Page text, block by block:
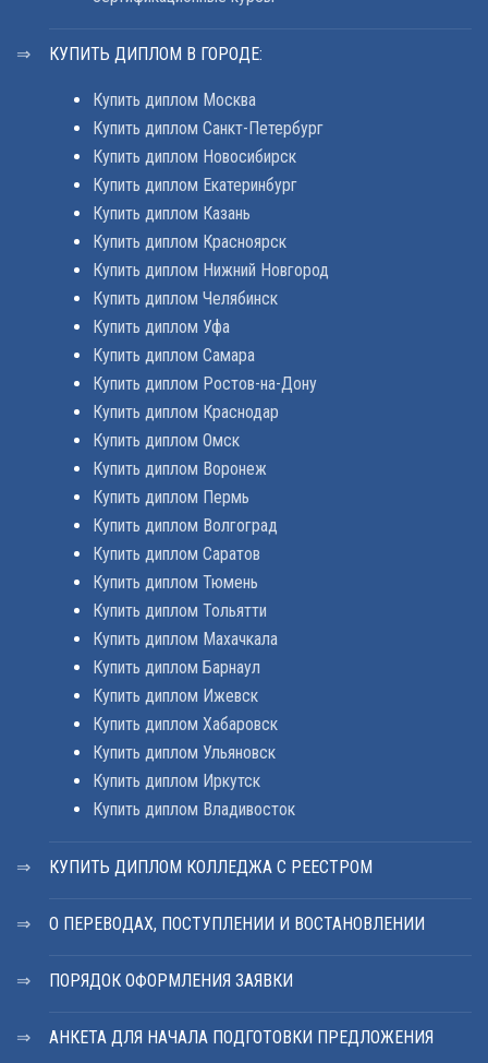
КУПИТЬ ДИПЛОМ В ГОРОДЕ:
Купить диплом Москва
Купить диплом Санкт-Петербург
Купить диплом Новосибирск
Купить диплом Екатеринбург
Купить диплом Казань
Купить диплом Красноярск
Купить диплом Нижний Новгород
Купить диплом Челябинск
Купить диплом Уфа
Купить диплом Самара
Купить диплом Ростов-на-Дону
Купить диплом Краснодар
Купить диплом Омск
Купить диплом Воронеж
Купить диплом Пермь
Купить диплом Волгоград
Купить диплом Саратов
Купить диплом Тюмень
Купить диплом Тольятти
Купить диплом Махачкала
Купить диплом Барнаул
Купить диплом Ижевск
Купить диплом Хабаровск
Купить диплом Ульяновск
Купить диплом Иркутск
Купить диплом Владивосток
КУПИТЬ ДИПЛОМ КОЛЛЕДЖА С РЕЕСТРОМ
О ПЕРЕВОДАХ, ПОСТУПЛЕНИИ И ВОСТАНОВЛЕНИИ
ПОРЯДОК ОФОРМЛЕНИЯ ЗАЯВКИ
АНКЕТА ДЛЯ НАЧАЛА ПОДГОТОВКИ ПРЕДЛОЖЕНИЯ